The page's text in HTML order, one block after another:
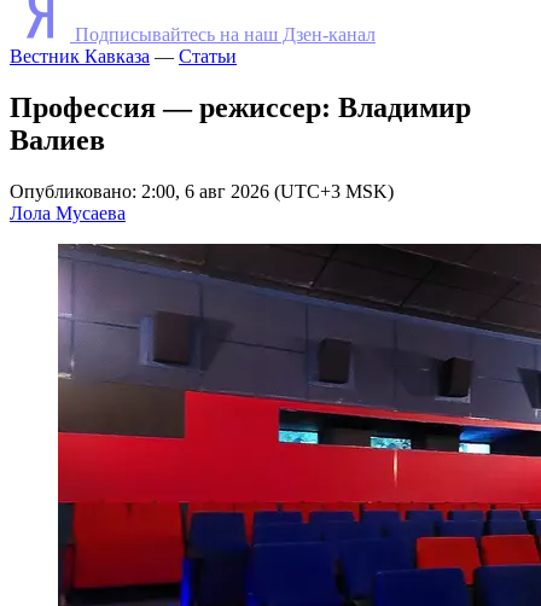
Подписывайтесь на наш Дзен-канал
Вестник Кавказа — Статьи
Профессия — режиссер: Владимир
Валиев
Опубликовано: 2:00, 6 авг 2026 (UTC+3 MSK)
Лола Мусаева